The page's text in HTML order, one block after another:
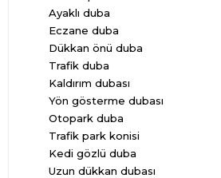
Ayaklı duba
Eczane duba
Dükkan önü duba
Trafik duba
Kaldırım dubası
Yön gösterme dubası
Otopark duba
Trafik park konisi
Kedi gözlü duba
Uzun dükkan dubası